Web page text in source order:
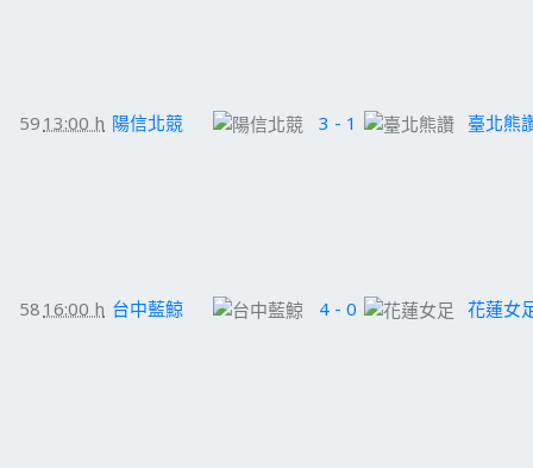
59 13:00 h 陽信北競 3 - 1 臺北熊
58 16:00 h 台中藍鯨 4 - 0 花蓮女